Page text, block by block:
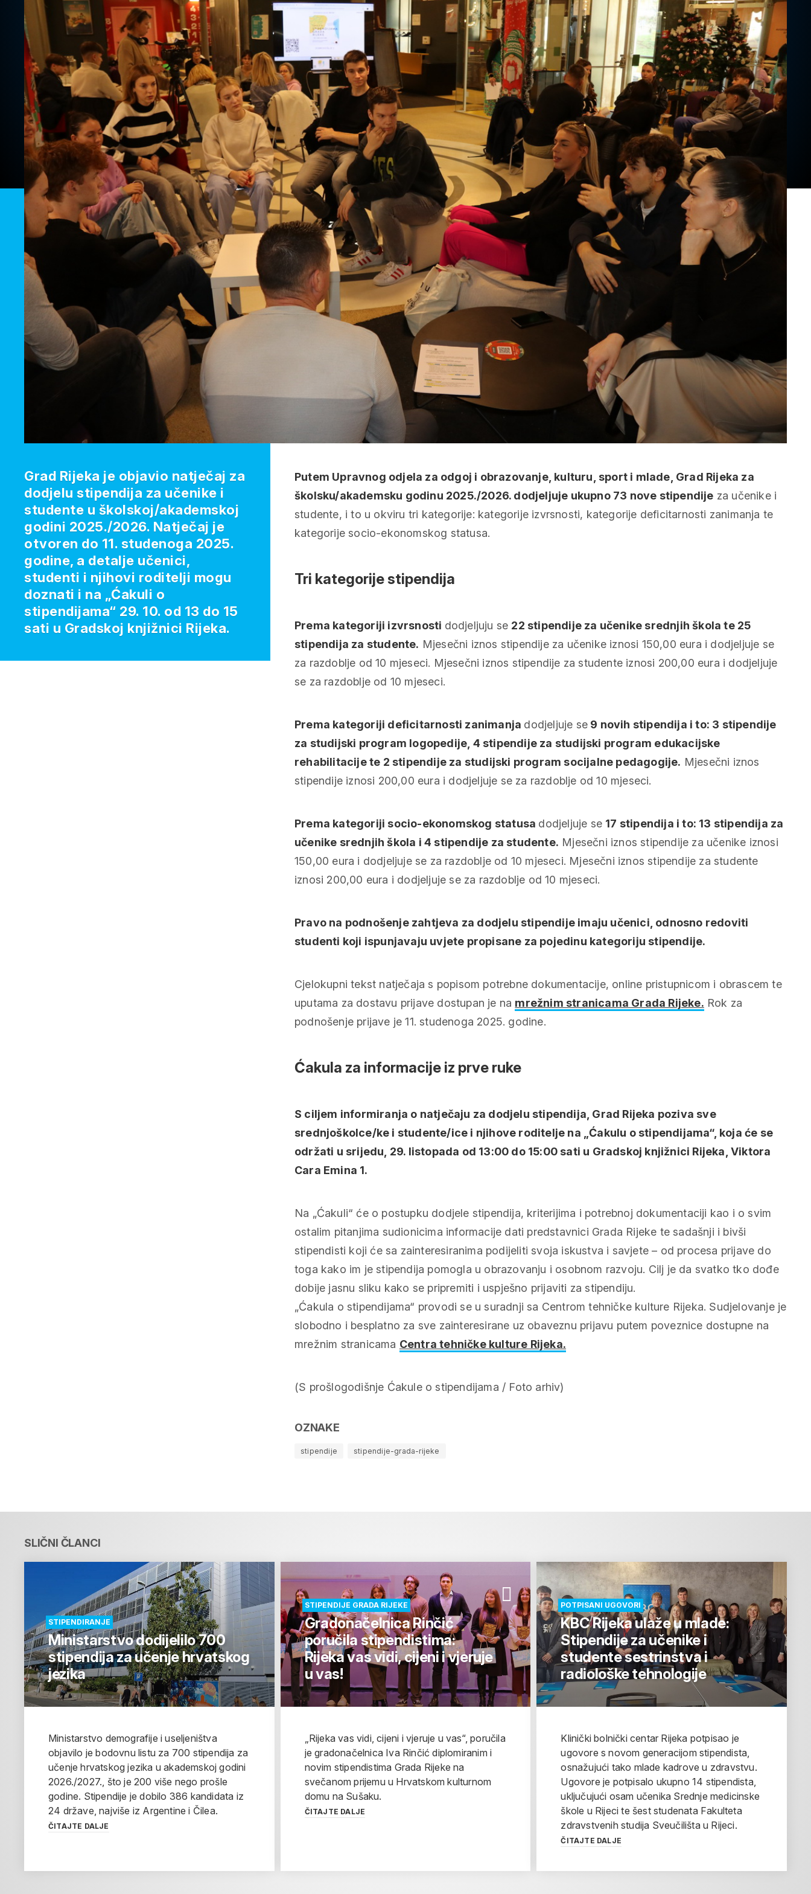
Putem Upravnog odjela za odgoj i obrazovanje, kulturu, sport i mlade, Grad Rijeka za
školsku/akademsku godinu 2025./2026. dodjeljuje ukupno 73 nove stipendije za učenike i
studente, i to u okviru tri kategorije: kategorije izvrsnosti, kategorije deficitarnosti zanimanja te
kategorije socio-ekonomskog statusa.
Tri kategorije stipendija
Prema kategoriji izvrsnosti dodjeljuju se 22 stipendije za učenike srednjih škola te 25
stipendija za studente. Mjesečni iznos stipendije za učenike iznosi 150,00 eura i dodjeljuje se
za razdoblje od 10 mjeseci. Mjesečni iznos stipendije za studente iznosi 200,00 eura i dodjeljuje
se za razdoblje od 10 mjeseci.
Prema kategoriji deficitarnosti zanimanja dodjeljuje se 9 novih stipendija i to: 3 stipendije
za studijski program logopedije, 4 stipendije za studijski program edukacijske
rehabilitacije te 2 stipendije za studijski program socijalne pedagogije. Mjesečni iznos
stipendije iznosi 200,00 eura i dodjeljuje se za razdoblje od 10 mjeseci.
Prema kategoriji socio-ekonomskog statusa dodjeljuje se 17 stipendija i to: 13 stipendija za
učenike srednjih škola i 4 stipendije za studente. Mjesečni iznos stipendije za učenike iznosi
150,00 eura i dodjeljuje se za razdoblje od 10 mjeseci. Mjesečni iznos stipendije za studente
iznosi 200,00 eura i dodjeljuje se za razdoblje od 10 mjeseci.
Pravo na podnošenje zahtjeva za dodjelu stipendije imaju učenici, odnosno redoviti
studenti koji ispunjavaju uvjete propisane za pojedinu kategoriju stipendije.
Cjelokupni tekst natječaja s popisom potrebne dokumentacije, online pristupnicom i obrascem te
uputama za dostavu prijave dostupan je na mrežnim stranicama Grada Rijeke. Rok za
podnošenje prijave je 11. studenoga 2025. godine.
Ćakula za informacije iz prve ruke
S ciljem informiranja o natječaju za dodjelu stipendija, Grad Rijeka poziva sve
srednjoškolce/ke i studente/ice i njihove roditelje na „Ćakulu o stipendijama“, koja će se
održati u srijedu, 29. listopada od 13:00 do 15:00 sati u Gradskoj knjižnici Rijeka, Viktora
Cara Emina 1.
Na „Ćakuli“ će o postupku dodjele stipendija, kriterijima i potrebnoj dokumentaciji kao i o svim
ostalim pitanjima sudionicima informacije dati predstavnici Grada Rijeke te sadašnji i bivši
stipendisti koji će sa zainteresiranima podijeliti svoja iskustva i savjete – od procesa prijave do
toga kako im je stipendija pomogla u obrazovanju i osobnom razvoju. Cilj je da svatko tko dođe
dobije jasnu sliku kako se pripremiti i uspješno prijaviti za stipendiju.
„Ćakula o stipendijama“ provodi se u suradnji sa Centrom tehničke kulture Rijeka. Sudjelovanje je
slobodno i besplatno za sve zainteresirane uz obaveznu prijavu putem poveznice dostupne na
mrežnim stranicama Centra tehničke kulture Rijeka.
(S prošlogodišnje Ćakule o stipendijama / Foto arhiv)
OZNAKE
stipendije stipendije-grada-rijeke
Grad Rijeka je objavio natječaj za
dodjelu stipendija za učenike i
studente u školskoj/akademskoj
godini 2025./2026. Natječaj je
otvoren do 11. studenoga 2025.
godine, a detalje učenici,
studenti i njihovi roditelji mogu
doznati i na „Ćakuli o
stipendijama“ 29. 10. od 13 do 15
sati u Gradskoj knjižnici Rijeka.
SLIČNI ČLANCI
STIPENDIRANJE
Ministarstvo dodijelilo 700
stipendija za učenje hrvatskog
jezika
Ministarstvo demografije i useljeništva
objavilo je bodovnu listu za 700 stipendija za
učenje hrvatskog jezika u akademskoj godini
2026./2027., što je 200 više nego prošle
godine. Stipendije je dobilo 386 kandidata iz
24 države, najviše iz Argentine i Čilea.
ČITAJTE DALJE
STIPENDIJE GRADA RIJEKE
Gradonačelnica Rinčić
poručila stipendistima:
Rijeka vas vidi, cijeni i vjeruje
u vas!
„Rijeka vas vidi, cijeni i vjeruje u vas“, poručila
je gradonačelnica Iva Rinčić diplomiranim i
novim stipendistima Grada Rijeke na
svečanom prijemu u Hrvatskom kulturnom
domu na Sušaku.
ČITAJTE DALJE
POTPISANI UGOVORI
KBC Rijeka ulaže u mlade:
Stipendije za učenike i
studente sestrinstva i
radiološke tehnologije
Klinički bolnički centar Rijeka potpisao je
ugovore s novom generacijom stipendista,
osnažujući tako mlade kadrove u zdravstvu.
Ugovore je potpisalo ukupno 14 stipendista,
uključujući osam učenika Srednje medicinske
škole u Rijeci te šest studenata Fakulteta
zdravstvenih studija Sveučilišta u Rijeci.
ČITAJTE DALJE